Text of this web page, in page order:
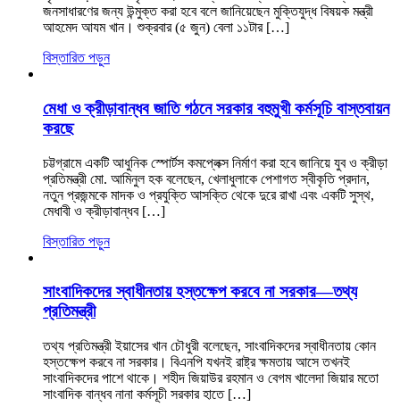
জনসাধারণের জন্য উন্মুক্ত করা হবে বলে জানিয়েছেন মুক্তিযুদ্ধ বিষয়ক মন্ত্রী
আহমেদ আযম খান। শুক্রবার (৫ জুন) বেলা ১১টার […]
বিস্তারিত পড়ুন
মেধা ও ক্রীড়াবান্ধব জাতি গঠনে সরকার বহুমুখী কর্মসূচি বাস্তবায়ন
করছে
চট্টগ্রামে একটি আধুনিক স্পোর্টস কমপ্লেক্স নির্মাণ করা হবে জানিয়ে যুব ও ক্রীড়া
প্রতিমন্ত্রী মো. আমিনুল হক বলেছেন, খেলাধুলাকে পেশাগত স্বীকৃতি প্রদান,
নতুন প্রজন্মকে মাদক ও প্রযুক্তি আসক্তি থেকে দুরে রাখা এবং একটি সুস্থ,
মেধাবী ও ক্রীড়াবান্ধব […]
বিস্তারিত পড়ুন
সাংবাদিকদের স্বাধীনতায় হস্তক্ষেপ করবে না সরকার—তথ্য
প্রতিমন্ত্রী
তথ্য প্রতিমন্ত্রী ইয়াসের খান চৌধুরী বলেছেন, সাংবাদিকদের স্বাধীনতায় কোন
হস্তক্ষেপ করবে না সরকার। বিএনপি যখনই রাষ্ট্র ক্ষমতায় আসে তখনই
সাংবাদিকদের পাশে থাকে। শহীদ জিয়াউর রহমান ও বেগম খালেদা জিয়ার মতো
সাংবাদিক বান্ধব নানা কর্মসূচী সরকার হাতে […]